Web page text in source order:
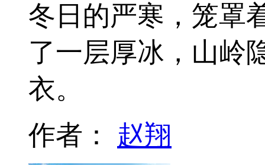
冬日的严寒，笼罩
了一层厚冰，山岭
衣。
作者： 赵翔